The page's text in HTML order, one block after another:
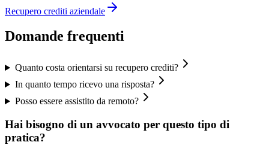
Recupero crediti aziendale
Domande frequenti
Quanto costa orientarsi su recupero crediti?
In quanto tempo ricevo una risposta?
Posso essere assistito da remoto?
Hai bisogno di un avvocato per questo tipo di
pratica?